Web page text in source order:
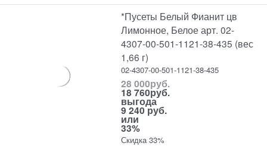
*Пусеты Белый Фианит цв
Лимонное, Белое арт. 02-
4307-00-501-1121-38-435 (вес
1,66 г)
02-4307-00-501-1121-38-435
28 000руб.
18 760руб.
выгода
9 240 руб.
или
33%
Скидка 33%